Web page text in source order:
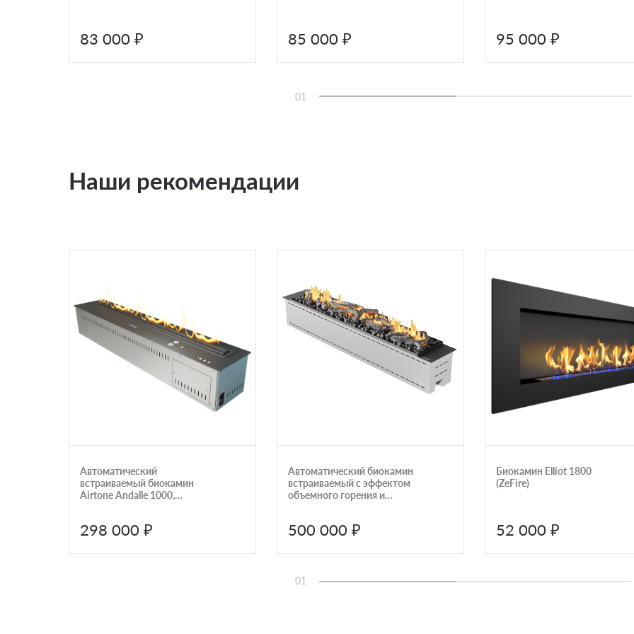
83 000 ₽ 85 000 ₽ 95 000 ₽
01
Наши рекомендации
Автоматический
встраиваемый биокамин
Airtone Andalle 1000,
298 000 ₽
Автоматический биокамин
встраиваемый с эффектом
объемного горения и
500 000 ₽
Биокамин Elliot 1800
(ZeFire)
52 000 ₽
01